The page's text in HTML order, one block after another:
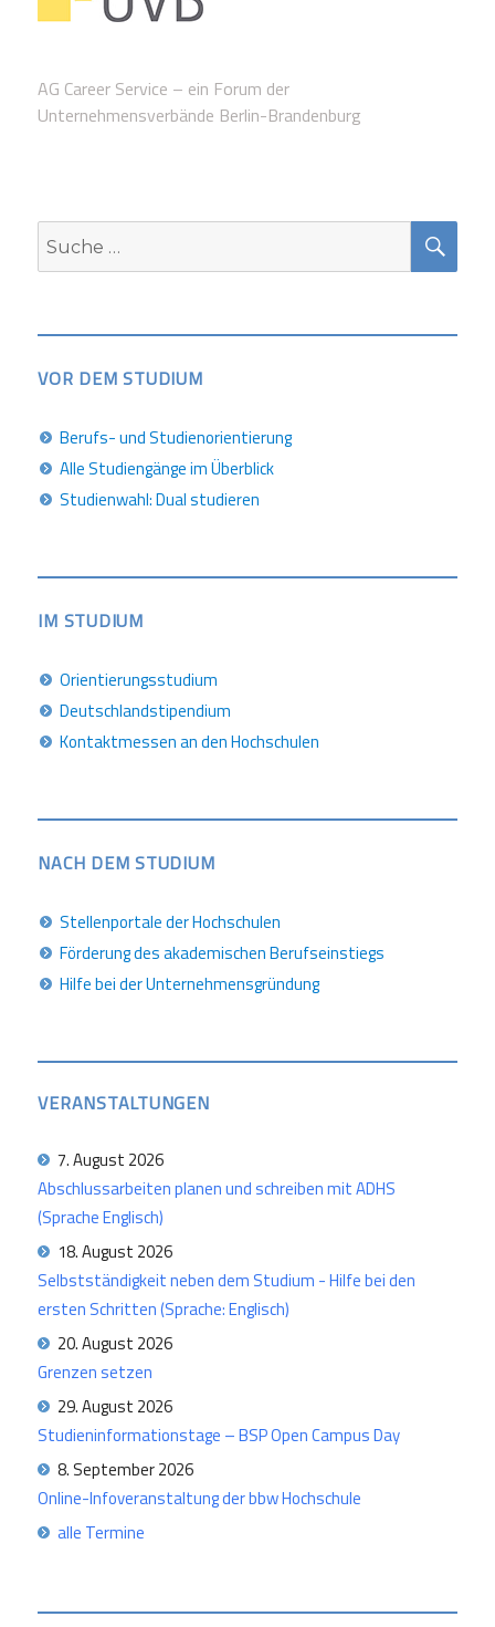
AG Career Service – ein Forum der
Unternehmensverbände Berlin-Brandenburg
Suche
nach:
VOR DEM STUDIUM
Berufs- und Studienorientierung
Alle Studiengänge im Überblick
Studienwahl: Dual studieren
IM STUDIUM
Orientierungsstudium
Deutschlandstipendium
Kontaktmessen an den Hochschulen
NACH DEM STUDIUM
Stellenportale der Hochschulen
Förderung des akademischen Berufseinstiegs
Hilfe bei der Unternehmensgründung
VERANSTALTUNGEN
7. August 2026
Abschlussarbeiten planen und schreiben mit ADHS
(Sprache Englisch)
18. August 2026
Selbstständigkeit neben dem Studium - Hilfe bei den
ersten Schritten (Sprache: Englisch)
20. August 2026
Grenzen setzen
29. August 2026
Studieninformationstage – BSP Open Campus Day
8. September 2026
Online-Infoveranstaltung der bbw Hochschule
alle Termine